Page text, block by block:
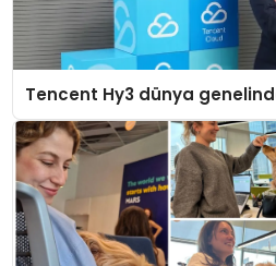
Tencent Hy3 dünya